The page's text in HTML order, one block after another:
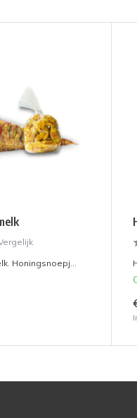
Honingsnoepj...